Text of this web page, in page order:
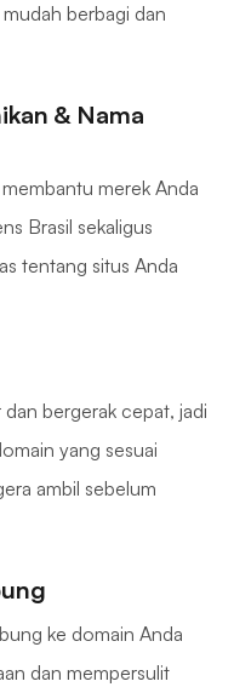
berbagi dan
& Nama
merek Anda
Brasil sekaligus
tentang situs Anda
bergerak cepat, jadi
yang sesuai
ambil sebelum
ke domain Anda
dan mempersulit